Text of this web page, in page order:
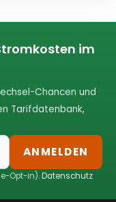
im
Chancen und
Tarifdatenbank,
ANMELDEN
Opt-in).Datenschutz